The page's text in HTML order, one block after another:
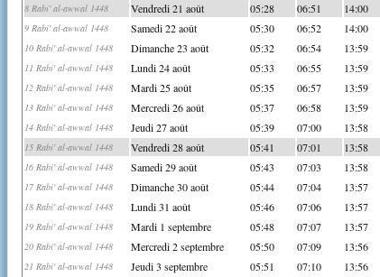
8 Rabi' al-awwal 1448 Vendredi 21 août 05:28 06:51 14:00
9 Rabi' al-awwal 1448 Samedi 22 août 05:30 06:52 14:00
10 Rabi' al-awwal 1448 Dimanche 23 août 05:32 06:54 13:59
11 Rabi' al-awwal 1448 Lundi 24 août 05:33 06:55 13:59
12 Rabi' al-awwal 1448 Mardi 25 août 05:35 06:57 13:59
13 Rabi' al-awwal 1448 Mercredi 26 août 05:37 06:58 13:59
14 Rabi' al-awwal 1448 Jeudi 27 août 05:39 07:00 13:58
15 Rabi' al-awwal 1448 Vendredi 28 août 05:41 07:01 13:58
16 Rabi' al-awwal 1448 Samedi 29 août 05:43 07:03 13:58
17 Rabi' al-awwal 1448 Dimanche 30 août 05:44 07:04 13:57
18 Rabi' al-awwal 1448 Lundi 31 août 05:46 07:06 13:57
19 Rabi' al-awwal 1448 Mardi 1 septembre 05:48 07:07 13:57
20 Rabi' al-awwal 1448 Mercredi 2 septembre 05:50 07:09 13:56
21 Rabi' al-awwal 1448 Jeudi 3 septembre 05:51 07:10 13:56